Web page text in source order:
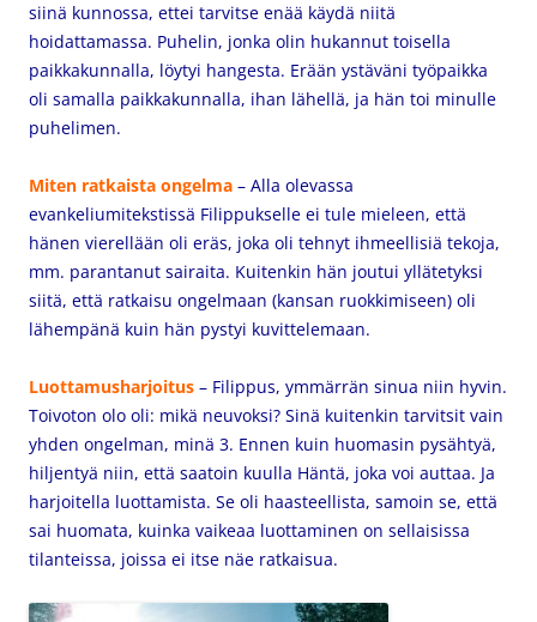
siinä kunnossa, ettei tarvitse enää käydä niitä
hoidattamassa. Puhelin, jonka olin hukannut toisella
paikkakunnalla, löytyi hangesta. Erään ystäväni työpaikka
oli samalla paikkakunnalla, ihan lähellä, ja hän toi minulle
puhelimen.
Miten ratkaista ongelma – Alla olevassa
evankeliumitekstissä Filippukselle ei tule mieleen, että
hänen vierellään oli eräs, joka oli tehnyt ihmeellisiä tekoja,
mm. parantanut sairaita. Kuitenkin hän joutui yllätetyksi
siitä, että ratkaisu ongelmaan (kansan ruokkimiseen) oli
lähempänä kuin hän pystyi kuvittelemaan.
Luottamusharjoitus – Filippus, ymmärrän sinua niin hyvin.
Toivoton olo oli: mikä neuvoksi? Sinä kuitenkin tarvitsit vain
yhden ongelman, minä 3. Ennen kuin huomasin pysähtyä,
hiljentyä niin, että saatoin kuulla Häntä, joka voi auttaa. Ja
harjoitella luottamista. Se oli haasteellista, samoin se, että
sai huomata, kuinka vaikeaa luottaminen on sellaisissa
tilanteissa, joissa ei itse näe ratkaisua.